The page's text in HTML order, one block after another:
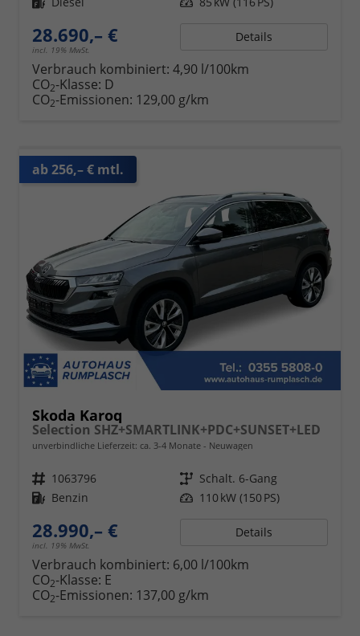
28.690,– €
incl. 19% MwSt.
Details
Verbrauch kombiniert: 4,90 l/100km
CO2-Klasse: D
CO2-Emissionen: 129,00 g/km
ab 256,– € mtl.
Skoda Karoq
Selection SHZ+SMARTLINK+PDC+SUNSET+LED
unverbindliche Lieferzeit: ca. 3-4 Monate Neuwagen
Fahrzeugnr. 1063796 Getriebe Schalt. 6-Gang
Kraftstoff Benzin Leistung 110 kW (150 PS)
28.990,– €
incl. 19% MwSt.
Details
Verbrauch kombiniert: 6,00 l/100km
CO2-Klasse: E
CO2-Emissionen: 137,00 g/km